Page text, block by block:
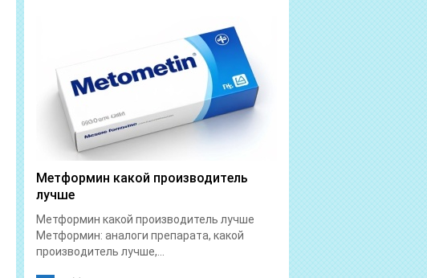
Метформин какой производитель
лучше
Метформин какой производитель лучше
Метформин: аналоги препарата, какой
производитель лучше,...